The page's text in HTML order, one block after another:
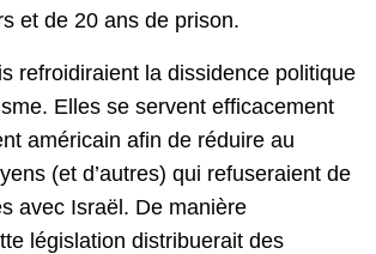
et de 20 ans de prison.
refroidiraient la dissidence politique
Elles se servent efficacement
américain afin de réduire au
(et d’autres) qui refuseraient de
avec Israël. De manière
législation distribuerait des